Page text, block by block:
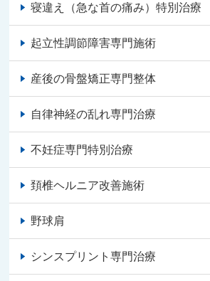
寝違え（急な首の痛み）特別治療
起立性調節障害専門施術
産後の骨盤矯正専門整体
自律神経の乱れ専門治療
不妊症専門特別治療
頚椎ヘルニア改善施術
野球肩
シンスプリント専門治療